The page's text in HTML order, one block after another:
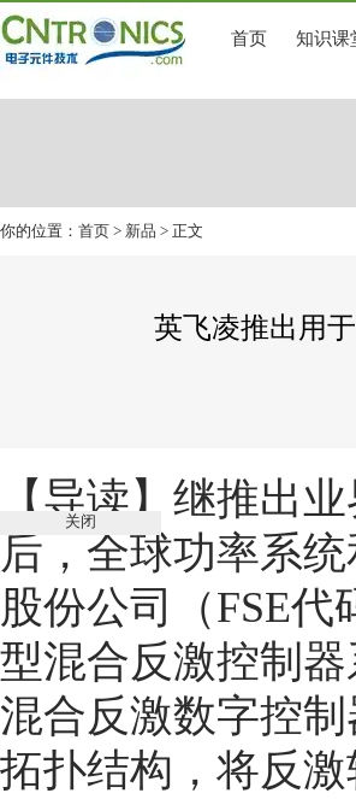
首页 知识课
你的位置： 首页 > 新品 > 正文
英飞凌推出用
【导读】 继推出
后，全球功率系
股份公司（FSE
型混合反激控制
混合反激数字控
拓扑结构，将反
关闭